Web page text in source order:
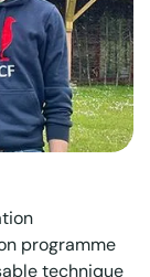
programme
technique